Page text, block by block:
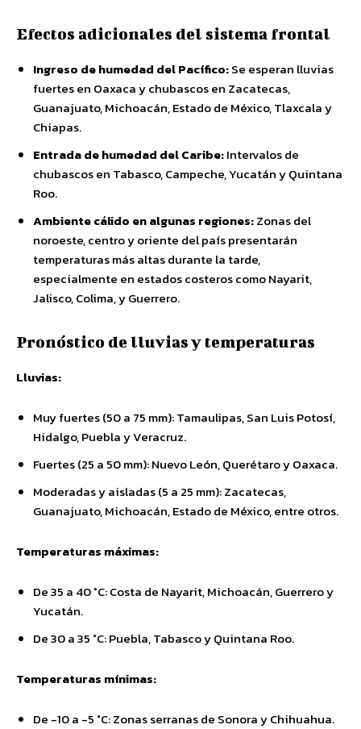
Efectos adicionales del sistema frontal
Ingreso de humedad del Pacífico:Se esperan lluvias
fuertes en Oaxaca y chubascos en Zacatecas,
Guanajuato, Michoacán, Estado de México, Tlaxcala y
Chiapas.
Entrada de humedad del Caribe:Intervalos de
chubascos en Tabasco, Campeche, Yucatán y Quintana
Roo.
Ambiente cálido en algunas regiones:Zonas del
noroeste, centro y oriente del país presentarán
temperaturas más altas durante la tarde,
especialmente en estados costeros como Nayarit,
Jalisco, Colima, y Guerrero.
Pronóstico de lluvias y temperaturas
Lluvias:
Muy fuertes (50 a 75 mm): Tamaulipas, San Luis Potosí,
Hidalgo, Puebla y Veracruz.
Fuertes (25 a 50 mm): Nuevo León, Querétaro y Oaxaca.
Moderadas y aisladas (5 a 25 mm): Zacatecas,
Guanajuato, Michoacán, Estado de México, entre otros.
Temperaturas máximas:
De 35 a 40 °C: Costa de Nayarit, Michoacán, Guerrero y
Yucatán.
De 30 a 35 °C: Puebla, Tabasco y Quintana Roo.
Temperaturas mínimas:
De -10 a -5 °C: Zonas serranas de Sonora y Chihuahua.